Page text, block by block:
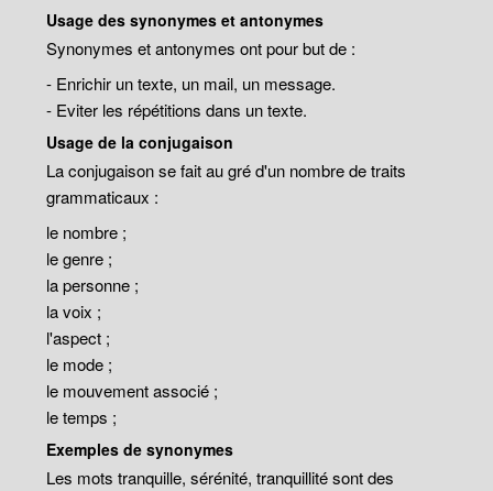
Usage des synonymes et antonymes
Synonymes et antonymes ont pour but de :
- Enrichir un texte, un mail, un message.
- Eviter les répétitions dans un texte.
Usage de la conjugaison
La conjugaison se fait au gré d'un nombre de traits
grammaticaux :
le nombre ;
le genre ;
la personne ;
la voix ;
l'aspect ;
le mode ;
le mouvement associé ;
le temps ;
Exemples de synonymes
Les mots tranquille, sérénité, tranquillité sont des